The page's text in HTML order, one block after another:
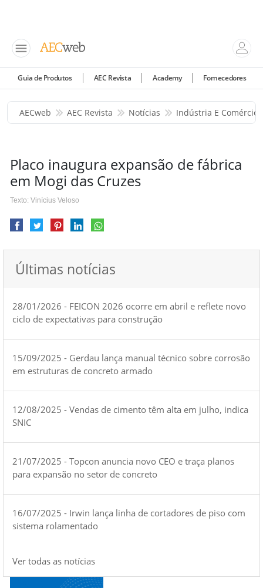
Guia de Produtos AEC Revista Academy Fornecedores
AECweb AEC Revista Notícias Indústria E Comércio
Placo inaugura expansão de fábrica
em Mogi das Cruzes
Texto: Vinícius Veloso
Últimas notícias
28/01/2026 - FEICON 2026 ocorre em abril e reflete novo
ciclo de expectativas para construção
15/09/2025 - Gerdau lança manual técnico sobre corrosão
em estruturas de concreto armado
12/08/2025 - Vendas de cimento têm alta em julho, indica
SNIC
21/07/2025 - Topcon anuncia novo CEO e traça planos
para expansão no setor de concreto
16/07/2025 - Irwin lança linha de cortadores de piso com
sistema rolamentado
Ver todas as notícias